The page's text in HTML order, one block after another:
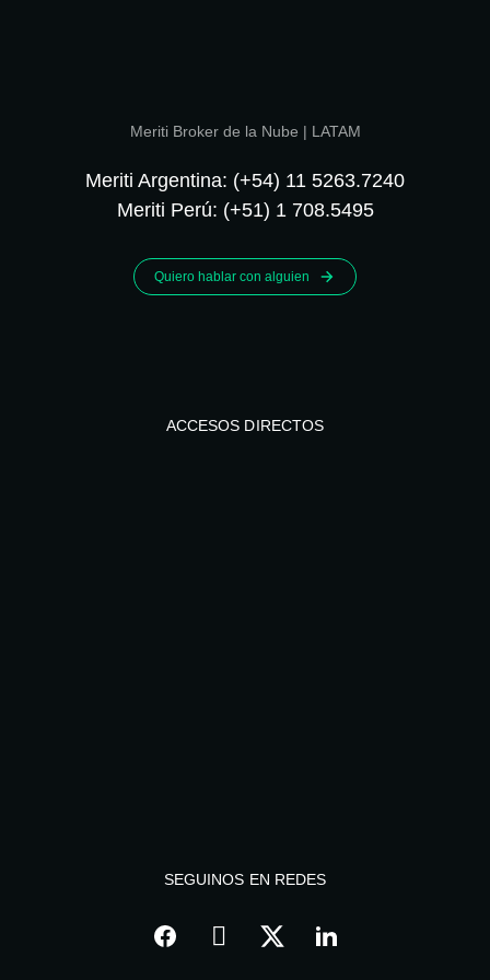
Meriti Broker de la Nube | LATAM
Meriti Argentina: (+54) 11 5263.7240
Meriti Perú: (+51) 1 708.5495
Quiero hablar con alguien
ACCESOS DIRECTOS
SEGUINOS EN REDES